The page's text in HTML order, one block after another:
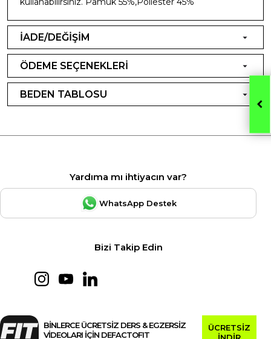
İADE/DEĞİŞİM
ÖDEME SEÇENEKLERİ
BEDEN TABLOSU
Yardıma mı ihtiyacın var?
WhatsApp Destek
Bizi Takip Edin
BİNLERCE ÜCRETSİZ DERS & EGZERSİZ
VİDEOLARI İÇİN DEFACTOFIT
ÜCRETSİZ
İNDİR